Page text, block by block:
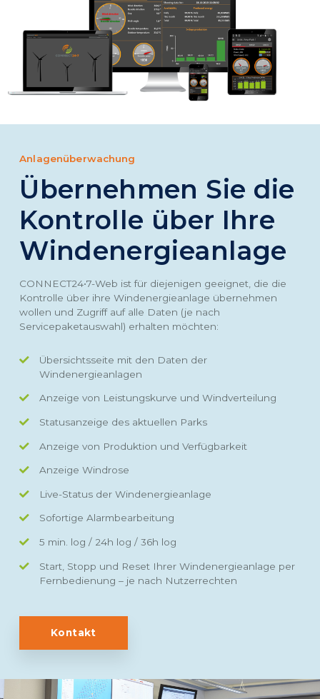
Anlagenüberwachung
Übernehmen Sie die
Kontrolle über Ihre
Windenergieanlage
CONNECT24•7-Web ist für diejenigen geeignet, die die
Kontrolle über ihre Windenergieanlage übernehmen
wollen und Zugriff auf alle Daten (je nach
Servicepaketauswahl) erhalten möchten:
Übersichtsseite mit den Daten der
Windenergieanlagen
Anzeige von Leistungskurve und Windverteilung
Statusanzeige des aktuellen Parks
Anzeige von Produktion und Verfügbarkeit
Anzeige Windrose
Live-Status der Windenergieanlage
Sofortige Alarmbearbeitung
5 min. log / 24h log / 36h log
Start, Stopp und Reset Ihrer Windenergieanlage per
Fernbedienung – je nach Nutzerrechten
Kontakt